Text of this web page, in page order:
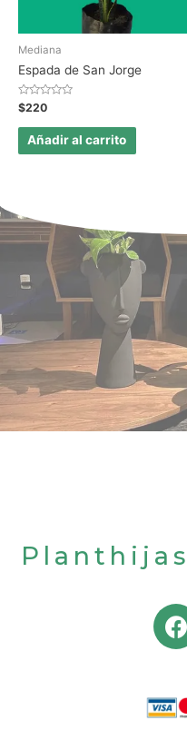
Mediana
Espada de San Jorge
Valorado
en
0
$220
Añadir al carrito